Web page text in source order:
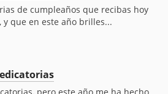
de cumpleaños que recibas hoy
que en este año brilles...